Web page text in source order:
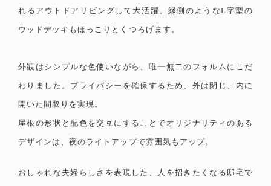
れるアウトドアリビングして大活躍。縁側のようなL字型の
ウッドデッキもほっこりとくつろげます。
外観はシンプルな色使いながら、唯一無二のフォルムにこだ
わりました。プライバシーを確保するため、外は閉じ、内に
開いた間取りを実現。
屋根の形状と配色を交互にすることでオリジナリティのある
デザインは、夜のライトアップで雰囲気もアップ。
おしゃれな夫婦らしさを表現した、人を招きたくなる邸宅で